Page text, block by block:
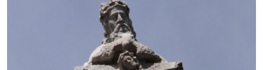
ORGANISER SON SÉJOUR